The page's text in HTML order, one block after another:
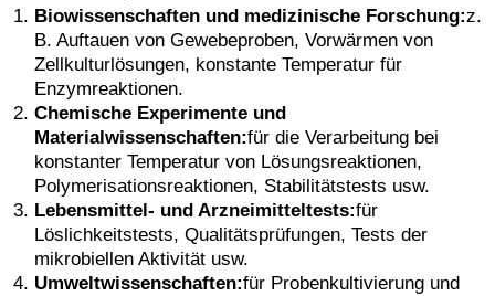
Biowissenschaften und medizinische Forschung:z.
B. Auftauen von Gewebeproben, Vorwärmen von
Zellkulturlösungen, konstante Temperatur für
Enzymreaktionen.
Chemische Experimente und
Materialwissenschaften:für die Verarbeitung bei
konstanter Temperatur von Lösungsreaktionen,
Polymerisationsreaktionen, Stabilitätstests usw.
Lebensmittel- und Arzneimitteltests:für
Löslichkeitstests, Qualitätsprüfungen, Tests der
mikrobiellen Aktivität usw.
Umweltwissenschaften:für Probenkultivierung und